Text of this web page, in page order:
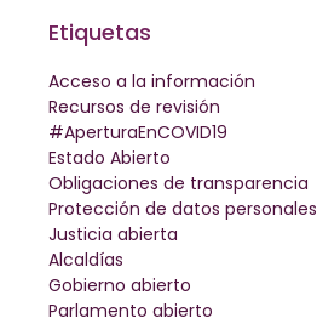
Etiquetas
Acceso a la información
Recursos de revisión
#AperturaEnCOVID19
Estado Abierto
Obligaciones de transparencia
Protección de datos personales
Justicia abierta
Alcaldías
Gobierno abierto
Parlamento abierto